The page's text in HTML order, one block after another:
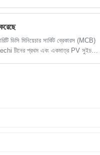
মিনিয়েচার সার্কিট ব্রেকারস (MCB)
চীনের প্রথম এবং একমাত্র PV সুইচ